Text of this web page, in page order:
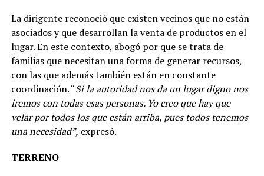
La dirigente reconoció que existen vecinos que no están
asociados y que desarrollan la venta de productos en el
lugar. En este contexto, abogó por que se trata de
familias que necesitan una forma de generar recursos,
con las que además también están en constante
coordinación. “Si la autoridad nos da un lugar digno nos
iremos con todas esas personas. Yo creo que hay que
velar por todos los que están arriba, pues todos tenemos
una necesidad”, expresó.
TERRENO